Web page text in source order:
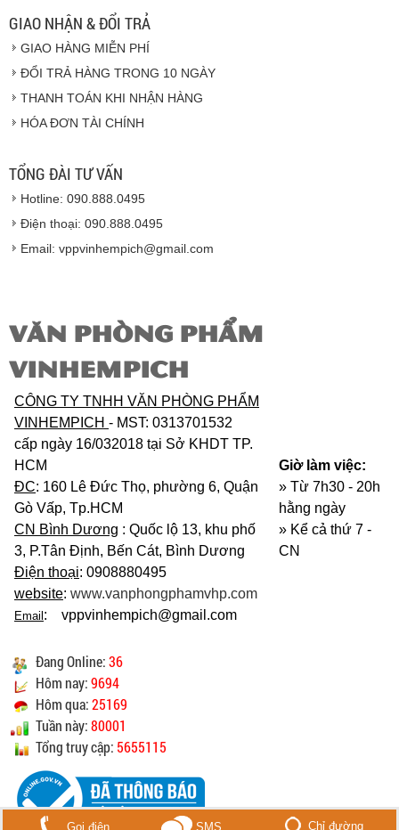
Hàng hóa được giao cho quý khách là hàng mới
100% nguyên đai nguyên kiện.
Vinhempich
độ bảo hành sản phẩm đối với nhà sản xuất hoặc
nhà nhập khẩu nếu sản phẩm bị lỗi hoặc hỏng hóc
GIAO NHẬN & ĐỔI TRẢ
GIAO HÀNG MIỄN PHÍ
ĐỔI TRẢ HÀNG TRONG 10 NGÀY
THANH TOÁN KHI NHẬN HÀNG
HÓA ĐƠN TÀI CHÍNH
TỔNG ĐÀI TƯ VẤN
Hotline: 090.888.0495
Điện thoại: 090.888.0495
Email: vppvinhempich@gmail.com
VĂN PHÒNG PHẨM
VINHEMPICH
CÔNG TY TNHH VĂN PHÒNG PHẨM
VINHEMPICH - MST: 0313701532
cấp ngày 16/032018 tại Sở KHDT TP.
HCM
ĐC: 160 Lê Đức Thọ, phường 6, Quận
Gò Vấp, Tp.HCM
CN Bình Dương : Quốc lộ 13, khu phố
3, P.Tân Định, Bến Cát, Bình Dương
Điện thoại: 0908880495
website: www.vanphongphamvhp.com
Email: vppvinhempich@gmail.com
Giờ làm việc:
» Từ 7h30 - 20h
hằng ngày
» Kể cả thứ 7 -
CN
Đang Online:36
Hôm nay:9694
Hôm qua:25169
Tuần này:80001
Tổng truy cập: 5655115
Gọi điện SMS Chỉ đường